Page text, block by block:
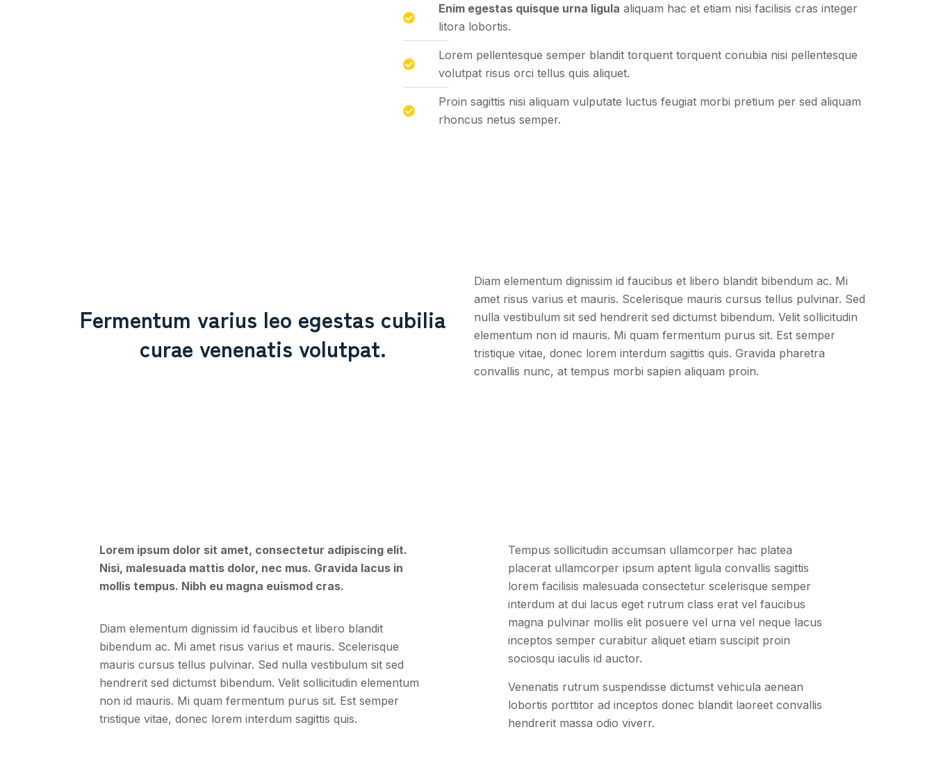
Enim egestas quisque urna ligula aliquam hac et etiam nisi facilisis cras integer
litora lobortis.
Lorem pellentesque semper blandit torquent torquent conubia nisi pellentesque
volutpat risus orci tellus quis aliquet.
Proin sagittis nisi aliquam vulputate luctus feugiat morbi pretium per sed aliquam
rhoncus netus semper.
Fermentum varius leo egestas cubilia
curae venenatis volutpat.
Diam elementum dignissim id faucibus et libero blandit bibendum ac. Mi
amet risus varius et mauris. Scelerisque mauris cursus tellus pulvinar. Sed
nulla vestibulum sit sed hendrerit sed dictumst bibendum. Velit sollicitudin
elementum non id mauris. Mi quam fermentum purus sit. Est semper
tristique vitae, donec lorem interdum sagittis quis. Gravida pharetra
convallis nunc, at tempus morbi sapien aliquam proin.
Lorem ipsum dolor sit amet, consectetur adipiscing elit.
Nisi, malesuada mattis dolor, nec mus. Gravida lacus in
mollis tempus. Nibh eu magna euismod cras.
Diam elementum dignissim id faucibus et libero blandit
bibendum ac. Mi amet risus varius et mauris. Scelerisque
mauris cursus tellus pulvinar. Sed nulla vestibulum sit sed
hendrerit sed dictumst bibendum. Velit sollicitudin elementum
non id mauris. Mi quam fermentum purus sit. Est semper
tristique vitae, donec lorem interdum sagittis quis.
Tempus sollicitudin accumsan ullamcorper hac platea
placerat ullamcorper ipsum aptent ligula convallis sagittis
lorem facilisis malesuada consectetur scelerisque semper
interdum at dui lacus eget rutrum class erat vel faucibus
magna pulvinar mollis elit posuere vel urna vel neque lacus
inceptos semper curabitur aliquet etiam suscipit proin
sociosqu iaculis id auctor.
Venenatis rutrum suspendisse dictumst vehicula aenean
lobortis porttitor ad inceptos donec blandit laoreet convallis
hendrerit massa odio viverr.